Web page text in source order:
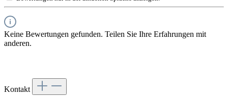
Keine Bewertungen gefunden. Teilen Sie Ihre Erfahrungen mit
anderen.
Kontakt